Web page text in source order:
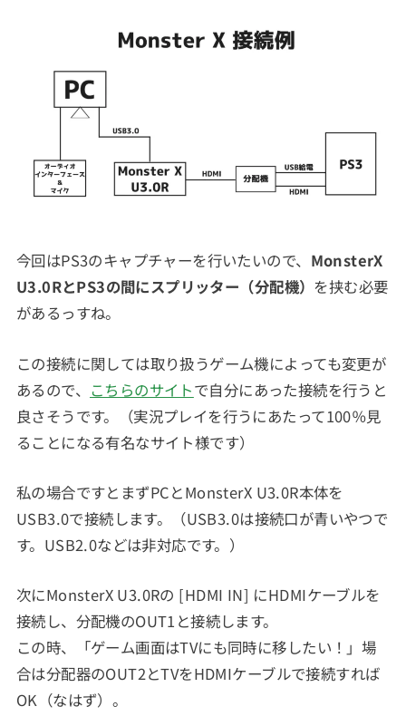
今回はPS3のキャプチャーを行いたいので、 MonsterX
U3.0RとPS3の間にスプリッター（分配機） を挟む必要
があるっすね。
この接続に関しては取り扱うゲーム機によっても変更が
あるので、 こちらのサイトで自分にあった接続を行うと
良さそうです。（実況プレイを行うにあたって100％見
ることになる有名なサイト様です）
私の場合ですとまずPCとMonsterX U3.0R本体を
USB3.0で接続します。（USB3.0は接続口が青いやつで
す。USB2.0などは非対応です。）
次にMonsterX U3.0Rの [HDMI IN] にHDMIケーブルを
接続し、分配機のOUT1と接続します。
この時、「ゲーム画面はTVにも同時に移したい！」場
合は分配器のOUT2とTVをHDMIケーブルで接続すれば
OK（なはず）。